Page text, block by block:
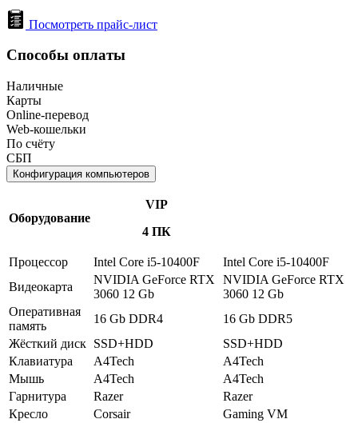
Посмотреть прайс-лист
Способы оплаты
Наличные
Карты
Online-перевод
Web-кошельки
По счёту
СБП
Конфигурация компьютеров
Оборудование
VIP
4 ПК
Процессор Intel Core i5-10400F
Intel Core i5-10400F
Видеокарта
NVIDIA GeForce RTX
3060 12 Gb
NVIDIA GeForce RTX
3060 12 Gb
Оперативная
память
16 Gb DDR4
16 Gb DDR5
Жёсткий диск SSD+HDD
SSD+HDD
Клавиатура
A4Tech
A4Tech
Мышь
A4Tech
A4Tech
Гарнитура
Razer
Razer
Кресло
Corsair
Gaming VM